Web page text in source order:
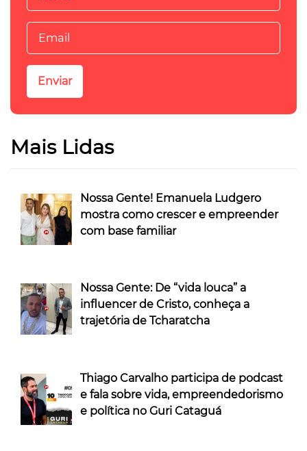
Mais Lidas
Nossa Gente! Emanuela Ludgero
mostra como crescer e empreender
com base familiar
Nossa Gente: De “vida louca” a
influencer de Cristo, conheça a
trajetória de Tcharatcha
Thiago Carvalho participa de podcast
e fala sobre vida, empreendedorismo
e política no Guri Cataguá